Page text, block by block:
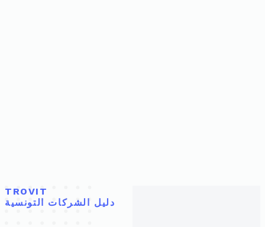
TROVIT
دليل الشركات التونسية